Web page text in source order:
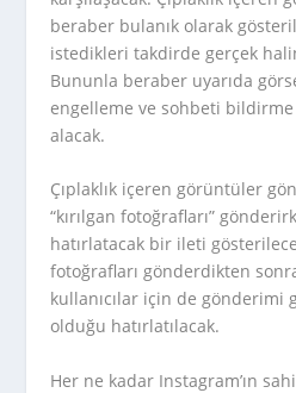
beraber bulanık olarak
istedikleri takdirde gerçek
Bununla beraber uyarıda
engelleme ve sohbeti
alacak.
Çıplaklık içeren görüntüler
“kırılgan fotoğrafları”
hatırlatacak bir ileti
fotoğrafları gönderdikten
kullanıcılar için de gönderimi
olduğu hatırlatılacak.
Her ne kadar Instagram’ın